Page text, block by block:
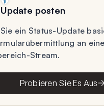
posten
ein Status-Update
an
Stream.
Probieren Sie Es Aus